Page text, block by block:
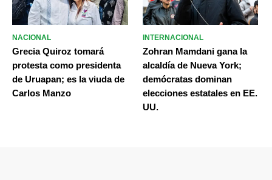
NACIONAL
Grecia Quiroz tomará
protesta como presidenta
de Uruapan; es la viuda de
Carlos Manzo
INTERNACIONAL
Zohran Mamdani gana la
alcaldía de Nueva York;
demócratas dominan
elecciones estatales en EE.
UU.